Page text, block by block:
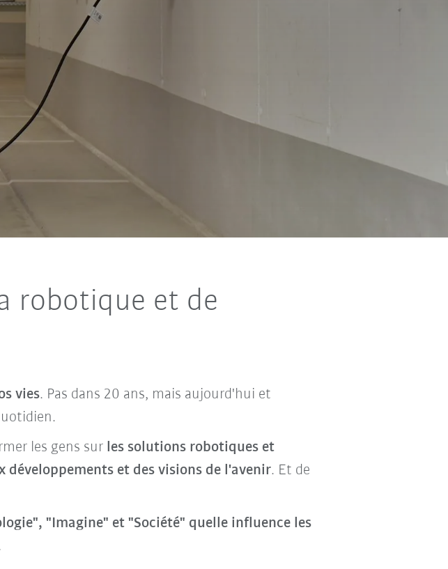
robotique et de
vies. Pas dans 20 ans, mais aujourd'hui et
les gens sur les solutions robotiques et
développements et des visions de l'avenir. Et de
"Imagine" et "Société" quelle influence les